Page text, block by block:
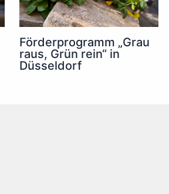
Förderprogramm „Grau
raus, Grün rein“ in
Düsseldorf